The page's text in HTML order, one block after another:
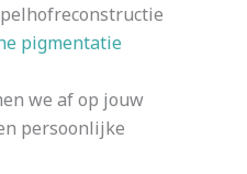
pigmentatie
we af op jouw
persoonlijke